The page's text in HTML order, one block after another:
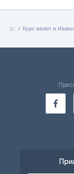
📈 Курс валют в